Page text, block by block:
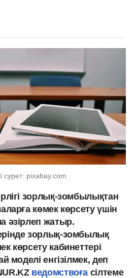
сурет: pixabay.com
зорлық-зомбылықтан
көмек көрсету үшін
әзірлеп жатыр.
зорлық-зомбылық
көрсету кабинеттері
моделі енгізілмек, деп
ведомствоға сілтеме